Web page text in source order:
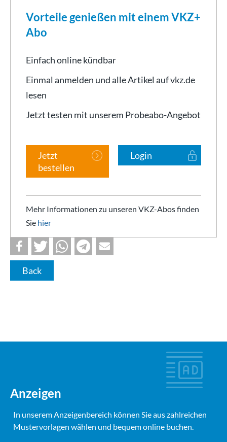
Vorteile genießen mit einem VKZ+
Abo
Einfach online kündbar
Einmal anmelden und alle Artikel auf vkz.de
lesen
Jetzt testen mit unserem Probeabo-Angebot
Jetzt
bestellen
Login
Mehr Informationen zu unseren VKZ-Abos finden
Sie hier
Back
Anzeigen
In unserem Anzeigenbereich können Sie aus zahlreichen
Mustervorlagen wählen und bequem online buchen.